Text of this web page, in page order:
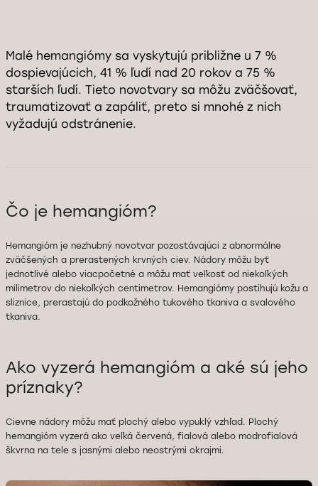
Malé hemangiómy sa vyskytujú približne u 7 %
dospievajúcich, 41 % ľudí nad 20 rokov a 75 %
starších ľudí. Tieto novotvary sa môžu zväčšovať,
traumatizovať a zapáliť, preto si mnohé z nich
vyžadujú odstránenie.
Čo je hemangióm?
Hemangióm je nezhubný novotvar pozostávajúci z abnormálne
zväčšených a prerastených krvných ciev. Nádory môžu byť
jednotlivé alebo viacpočetné a môžu mať veľkosť od niekoľkých
milimetrov do niekoľkých centimetrov. Hemangiómy postihujú kožu a
sliznice, prerastajú do podkožného tukového tkaniva a svalového
tkaniva.
Ako vyzerá hemangióm a aké sú jeho
príznaky?
Cievne nádory môžu mať plochý alebo vypuklý vzhľad. Plochý
hemangióm vyzerá ako veľká červená, fialová alebo modrofialová
škvrna na tele s jasnými alebo neostrými okrajmi.